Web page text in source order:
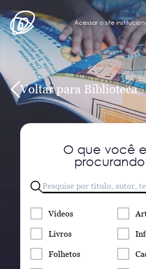
Acessar o site
Voltar para Biblioteca
O que você
Vídeos
Livros
Folhetos